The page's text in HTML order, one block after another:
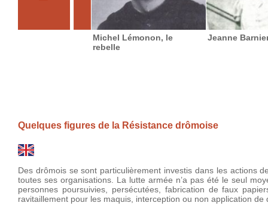
Michel Lémonon, le
rebelle
Jeanne
Quelques figures de la Résistance drômoise
Des drômois se sont particulièrement investis dans les actions
toutes ses organisations. La lutte armée n’a pas été le seul
personnes poursuivies, persécutées, fabrication de faux
ravitaillement pour les maquis, interception ou non application de